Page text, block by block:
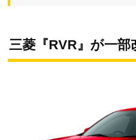
三菱『RVR』が一部